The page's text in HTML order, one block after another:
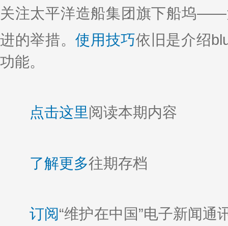
关注太平洋造船集团旗下船坞
进的举措。使用技巧依旧是介绍
功能。
点击这里阅读本期内容
了解更多往期存档
订阅“维护在中国”电子新闻